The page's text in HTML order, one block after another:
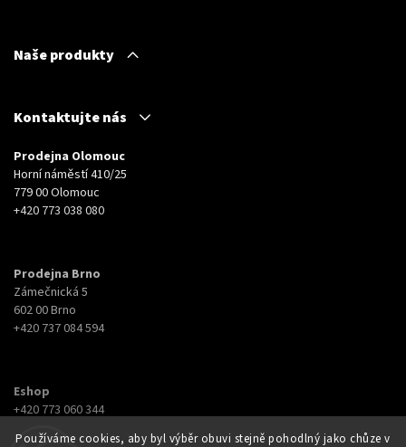
Používáme cookies, aby byl výběr obuvi stejně pohodlný jako chůze v
Naše produkty
Kontaktujte nás
Prodejna Olomouc
Horní náměstí 410/25
779 00 Olomouc
+420 773 038 080
Prodejna Brno
Zámečnická 5
602 00 Brno
+420 737 084 594
Eshop
+420 773 060 344
eshop@botyna.cz